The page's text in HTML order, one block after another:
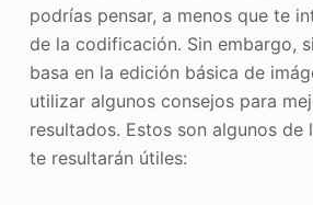
podrías pensar, a menos que te
de la codificación. Sin embargo,
basa en la edición básica de
utilizar algunos consejos para
resultados. Estos son algunos de
te resultarán útiles: